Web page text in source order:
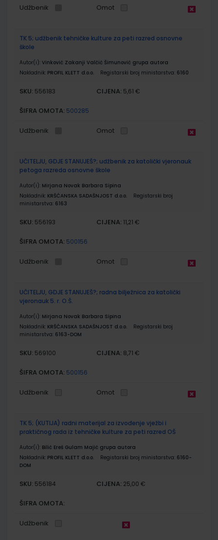
Udžbenik Omot
TK 5; udžbenik tehničke kulture za peti razred osnovne
škole
Autor(i): Vinković Zakanji Valčić Šimunović grupa autora
Nakladnik: PROFIL KLETT d.o.o. Registarski broj ministarstva: 6160
SKU: 556183 CIJENA: 5,61 €
ŠIFRA OMOTA: 500285
Udžbenik Omot
UČITELJU, GDJE STANUJEŠ?; udžbenik za katolički vjeronauk
petoga razreda osnovne škole
Autor(i): Mirjana Novak Barbara Sipina
Nakladnik: KRŠĆANSKA SADAŠNJOST d.o.o.
Registarski broj
ministarstva: 6163
SKU: 556193 CIJENA: 11,21 €
ŠIFRA OMOTA: 500156
Udžbenik Omot
UČITELJU, GDJE STANUJEŠ?; radna bilježnica za katolički
vjeronauk 5. r. O.Š.
Autor(i): Mirjana Novak Barbara Sipina
Nakladnik: KRŠĆANSKA SADAŠNJOST d.o.o.
Registarski broj
ministarstva: 6163-DOM
SKU: 569100 CIJENA: 8,71 €
ŠIFRA OMOTA: 500156
Udžbenik Omot
TK 5; (KUTIJA) radni materijal za izvođenje vježbi i
praktičnog rada iz tehničke kulture za peti razred OŠ
Autor(i): Bilić Ereš Gulam Majić grupa autora
Nakladnik: PROFIL KLETT d.o.o. Registarski broj ministarstva: 6160-
DOM
SKU: 556184 CIJENA: 25,00 €
ŠIFRA OMOTA:
Udžbenik